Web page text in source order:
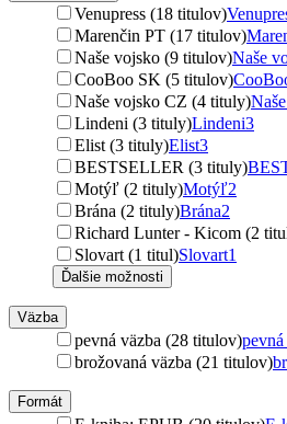
Venupress (18 titulov)
Marenčin PT (17 titulov)
Naše vojsko (9 titulov)Naše
CooBoo SK (5 titulov)
Naše vojsko CZ (4 tituly)
Lindeni (3 tituly)Lindeni3
Elist (3 tituly)Elist3
BESTSELLER (3 tituly)
Motýľ (2 tituly)Motýľ2
Brána (2 tituly)Brána2
Richard Lunter - Kicom (2
Slovart (1 titul)Slovart1
Ďalšie možnosti
Väzba
pevná väzba (28 titulov)pevná
brožovaná väzba (21 titulov)
Formát